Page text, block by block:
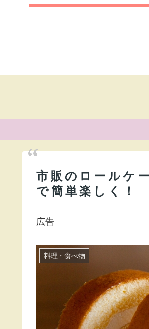
市販のロールケ
で簡単楽しく！
広告
料理・食べ物